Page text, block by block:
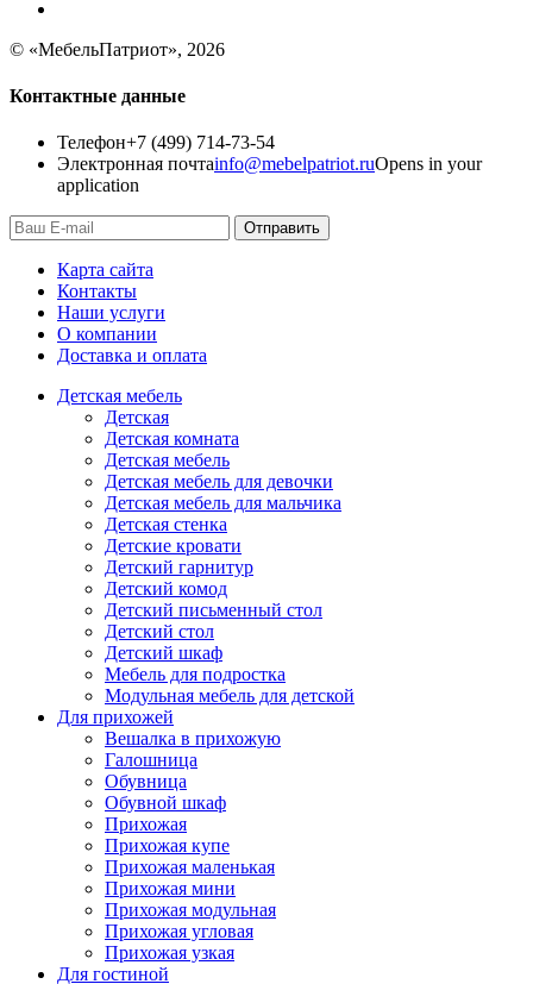
© «МебельПатриот», 2026
Контактные данные
Телефон+7 (499) 714-73-54
Электронная почтаinfo@mebelpatriot.ruOpens in your
application
Отправить
Карта сайта
Контакты
Наши услуги
О компании
Доставка и оплата
Детская мебель
Детская
Детская комната
Детская мебель
Детская мебель для девочки
Детская мебель для мальчика
Детская стенка
Детские кровати
Детский гарнитур
Детский комод
Детский письменный стол
Детский стол
Детский шкаф
Мебель для подростка
Модульная мебель для детской
Для прихожей
Вешалка в прихожую
Галошница
Обувница
Обувной шкаф
Прихожая
Прихожая купе
Прихожая маленькая
Прихожая мини
Прихожая модульная
Прихожая угловая
Прихожая узкая
Для гостиной